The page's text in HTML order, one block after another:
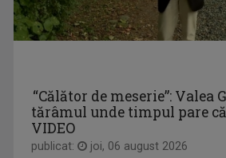
TRANSPARENȚE
LAURA LUCESCU
“Călător de meserie”: Valea
tărâmul unde timpul pare
VIDEO
publicat: joi, 06 august 2026